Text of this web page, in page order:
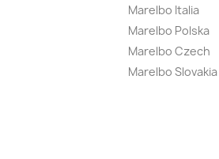
Marelbo Italia
Marelbo Polska
Marelbo Czech
Marelbo Slovakia